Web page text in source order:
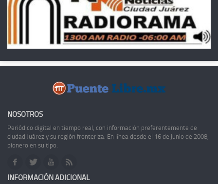
NOSOTROS
Periódico digital en tiempo real, con información preferentemente de
ciudad Juárez y su región fronteriza. En línea desde el 16 de junio de 2008,
pionero en su tipo.
INFORMACIÓN ADICIONAL